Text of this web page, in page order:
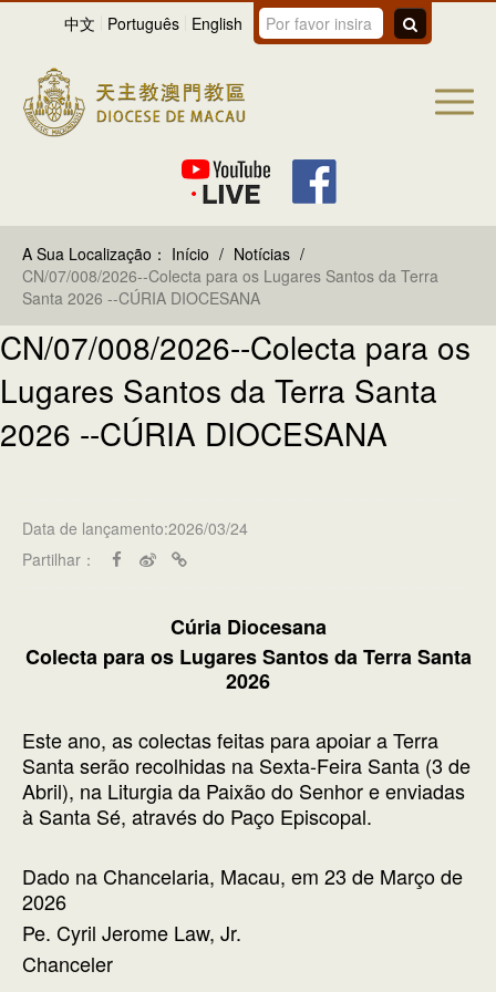
中文 Português English
A Sua Localização： Início / Notícias /
CN/07/008/2026--Colecta para os Lugares Santos da Terra
Santa 2026 --​CÚRIA DIOCESANA
CN/07/008/2026--Colecta para os
Lugares Santos da Terra Santa
2026 --​CÚRIA DIOCESANA
Data de lançamento:2026/03/24
Partilhar：
Cúria Diocesana
Colecta para os Lugares Santos da Terra Santa
2026
Este ano, as colectas feitas para apoiar a Terra
Santa serão recolhidas na Sexta-Feira Santa (3 de
Abril), na Liturgia da Paixão do Senhor e enviadas
à Santa Sé, através do Paço Episcopal.
Dado na Chancelaria, Macau, em 23 de Março de
2026
Pe. Cyril Jerome Law, Jr.
Chanceler